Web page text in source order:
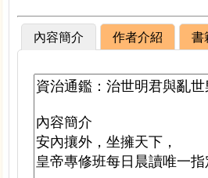
內容簡介 作者介紹 書